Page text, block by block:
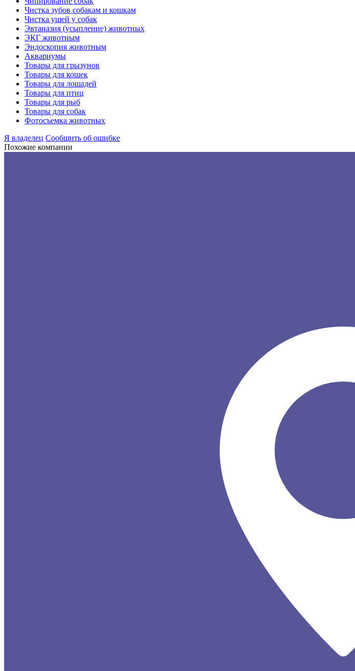
Чистка зубов собакам и кошкам
Чистка ушей у собак
Эвтаназия (усыпление) животных
ЭКГ животным
Эндоскопия животным
Аквариумы
Товары для грызунов
Товары для кошек
Товары для лошадей
Товары для птиц
Товары для рыб
Товары для собак
Фотосъемка животных
Я владелец Сообщить об ошибке
Похожие компании